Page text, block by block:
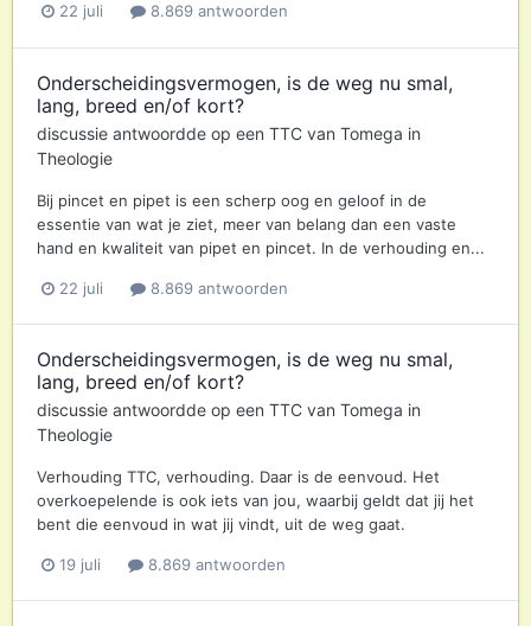
22 juli 8.869 antwoorden
Onderscheidingsvermogen, is de weg nu smal,
lang, breed en/of kort?
discussie antwoordde op een TTC van Tomega in
Theologie
Bij pincet en pipet is een scherp oog en geloof in de
essentie van wat je ziet, meer van belang dan een vaste
hand en kwaliteit van pipet en pincet. In de verhouding en...
22 juli 8.869 antwoorden
Onderscheidingsvermogen, is de weg nu smal,
lang, breed en/of kort?
discussie antwoordde op een TTC van Tomega in
Theologie
Verhouding TTC, verhouding. Daar is de eenvoud. Het
overkoepelende is ook iets van jou, waarbij geldt dat jij het
bent die eenvoud in wat jij vindt, uit de weg gaat.
19 juli 8.869 antwoorden